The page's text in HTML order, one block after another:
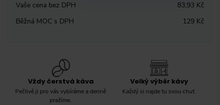
Vaše cena bez DPH
83,93 Kč
Běžná MOC s DPH
129 Kč
Vždy čerstvá káva
Pečlivě ji pro vás vybíráme a denně
pražíme.
Velký výběr kávy
Každý si najde tu svou chuť.